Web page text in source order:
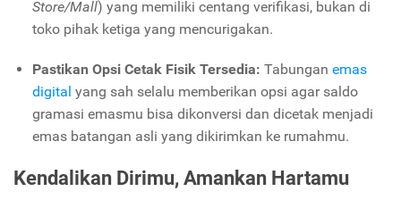
Store/Mall) yang memiliki centang verifikasi, bukan di
toko pihak ketiga yang mencurigakan.
Pastikan Opsi Cetak Fisik Tersedia: Tabungan emas
digital yang sah selalu memberikan opsi agar saldo
gramasi emasmu bisa dikonversi dan dicetak menjadi
emas batangan asli yang dikirimkan ke rumahmu.
Kendalikan Dirimu, Amankan Hartamu